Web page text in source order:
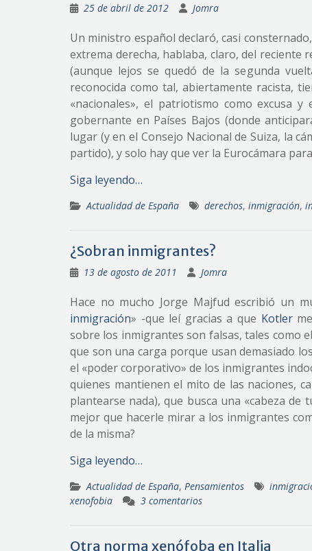
25 de abril de 2012 Jomra
Un ministro español declaró, casi
extrema derecha, hablaba, claro, del reciente
(aunque lejos se quedó de la segunda
reconocida como tal, abiertamente racista,
«nacionales», el patriotismo como excusa
gobernante en Países Bajos (donde
lugar (y en el Consejo Nacional de Suiza, la
partido), y solo hay que ver la Eurocámara para
Siga leyendo…
Actualidad de España derechos, inmigración,
¿Sobran inmigrantes?
13 de agosto de 2011 Jomra
Hace no mucho Jorge Majfud escribió un
inmigración» -que leí gracias a que Kotler
sobre los inmigrantes son falsas, tales como
que son una carga porque usan demasiado
el «poder corporativo» de los inmigrantes
quienes mantienen el mito de las naciones,
plantearse nada), que busca una «cabeza
mejor que hacerle mirar a los inmigrantes
de la misma?
Siga leyendo…
Actualidad de España, Pensamientos
xenofobia
3 comentarios
Otra norma xenófoba en Italia